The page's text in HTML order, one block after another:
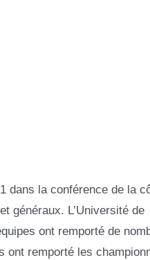
dans la conférence de la
généraux. L’Université de
ont remporté de
ont remporté les